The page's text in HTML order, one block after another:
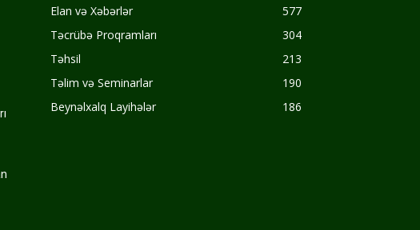
Elan və Xəbərlər
577
Təcrübə Proqramları
304
Təhsil
213
Təlim və Seminarlar
190
Beynəlxalq Layihələr
186